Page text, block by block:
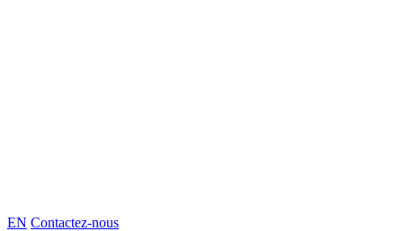
EN Contactez-nous